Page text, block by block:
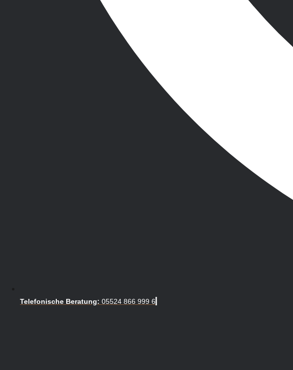
Telefonische Beratung: 05524 866 999 6